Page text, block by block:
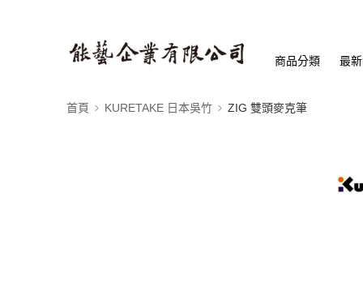
商品分類 最
首頁 KURETAKE 日本吳竹 ZIG 雙頭麥克筆